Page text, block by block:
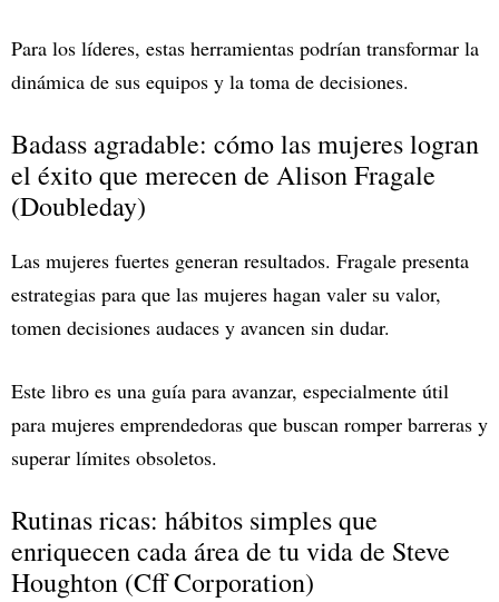
Para los líderes, estas herramientas podrían transformar la
dinámica de sus equipos y la toma de decisiones.
Badass agradable: cómo las mujeres logran
el éxito que merecen de Alison Fragale
(Doubleday)
Las mujeres fuertes generan resultados. Fragale presenta
estrategias para que las mujeres hagan valer su valor,
tomen decisiones audaces y avancen sin dudar.
Este libro es una guía para avanzar, especialmente útil
para mujeres emprendedoras que buscan romper barreras y
superar límites obsoletos.
Rutinas ricas: hábitos simples que
enriquecen cada área de tu vida de Steve
Houghton (Cff Corporation)